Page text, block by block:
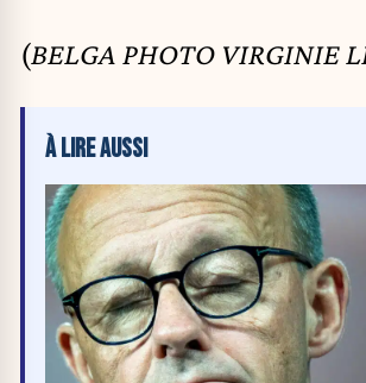
(BELGA PHOTO VIRGINIE
À LIRE AUSSI